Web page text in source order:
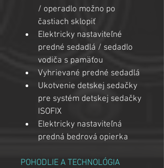
/ operadlo možno po
častiach sklopiť
Elektricky nastaviteľné
predné sedadlá / sedadlo
vodiča s pamäťou
Vyhrievané predné sedadlá
Ukotvenie detskej sedačky
pre systém detskej sedačky
ISOFIX
Elektricky nastaviteľná
predná bedrová opierka
POHODLIE A TECHNOLÓGIA